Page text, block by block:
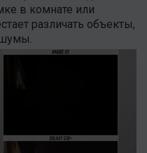
в комнате или
различать объекты,